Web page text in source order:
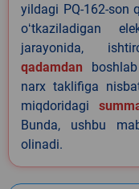
yildagi PQ-162-son
oʻtkaziladigan
jarayonida,
qadamdan
narx taklifiga
miqdoridagi
Bunda, ushbu
olinadi.